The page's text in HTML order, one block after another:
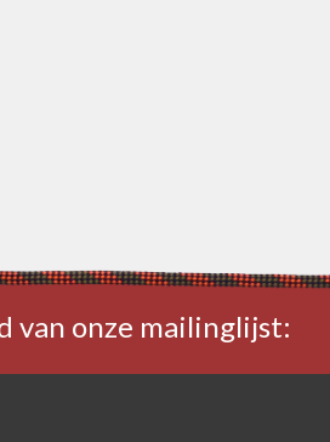
van onze mailinglijst: